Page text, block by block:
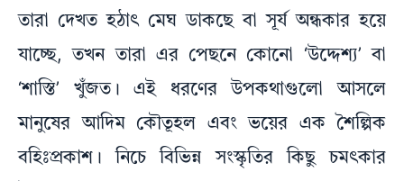
তারা দেখত হঠাৎ মেঘ ডাকছে বা সূর্য অন্ধকার হয়ে
যাচ্ছে, তখন তারা এর পেছনে কোনো ‘উদ্দেশ্য’ বা
‘শাস্তি’ খুঁজত। এই ধরণের উপকথাগুলো আসলে
মানুষের আদিম কৌতূহল এবং ভয়ের এক শৈল্পিক
বহিঃপ্রকাশ। নিচে বিভিন্ন সংস্কৃতির কিছু চমৎকার